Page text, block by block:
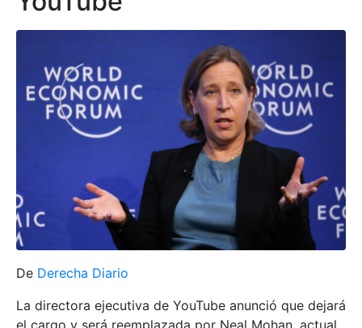
De Derecha Diario
La directora ejecutiva de YouTube anunció que dejará
el cargo y será reemplazada por Neal Mohan, actual